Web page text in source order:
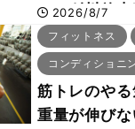
ー・刈川啓志
「回復習慣」
2026/8/7
フィットネス
コンディショニ
筋トレのやる
重量が伸び